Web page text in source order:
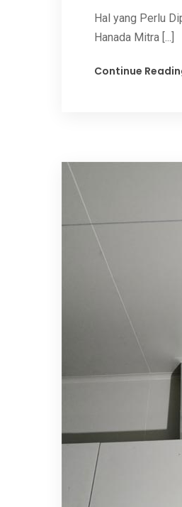
Hal yang Perlu
Hanada Mitra [...]
Continue